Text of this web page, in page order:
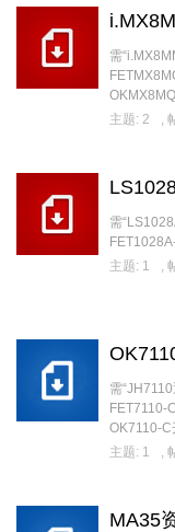
需
主题: 2
,
需
主题: 1
,
需
FET7110-
OK7110-C
主题: 1
,
MA35